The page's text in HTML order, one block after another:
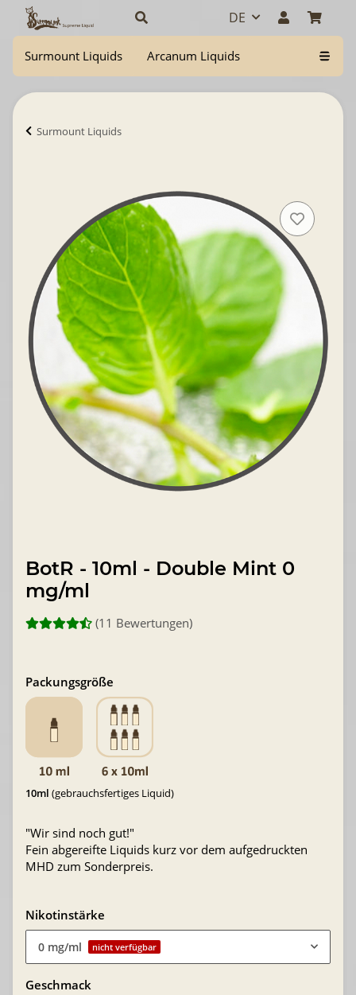
DE
Surmount Liquids Arcanum Liquids
Surmount Liquids
BotR - 10ml - Double Mint 0
mg/ml
(11 Bewertungen)
Packungsgröße
10ml (gebrauchsfertiges Liquid)
"Wir sind noch gut!"
Fein abgereifte Liquids kurz vor dem aufgedruckten
MHD zum Sonderpreis.
Nikotinstärke
0 mg/ml nicht verfügbar
Geschmack